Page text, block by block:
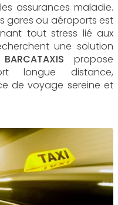
assurances maladie.
gares ou aéroports est
tout stress lié aux
une solution
BARCATAXIS propose
longue distance,
de voyage sereine et